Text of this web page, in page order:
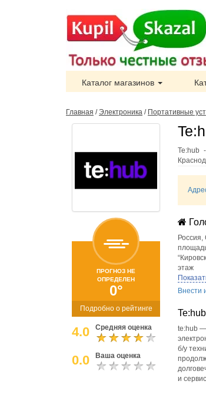
Каталог магазинов
Главная / Электроника / Портативные
ПРОГНОЗ НЕ
ОПРЕДЕЛЕН
0°
Подробно о рейтинге
4.0 Средняя оценка
0.0 Ваша оценка
Te:hub
Россия,
этаж
Внести
Te:hub
te:hub —
б/у
и